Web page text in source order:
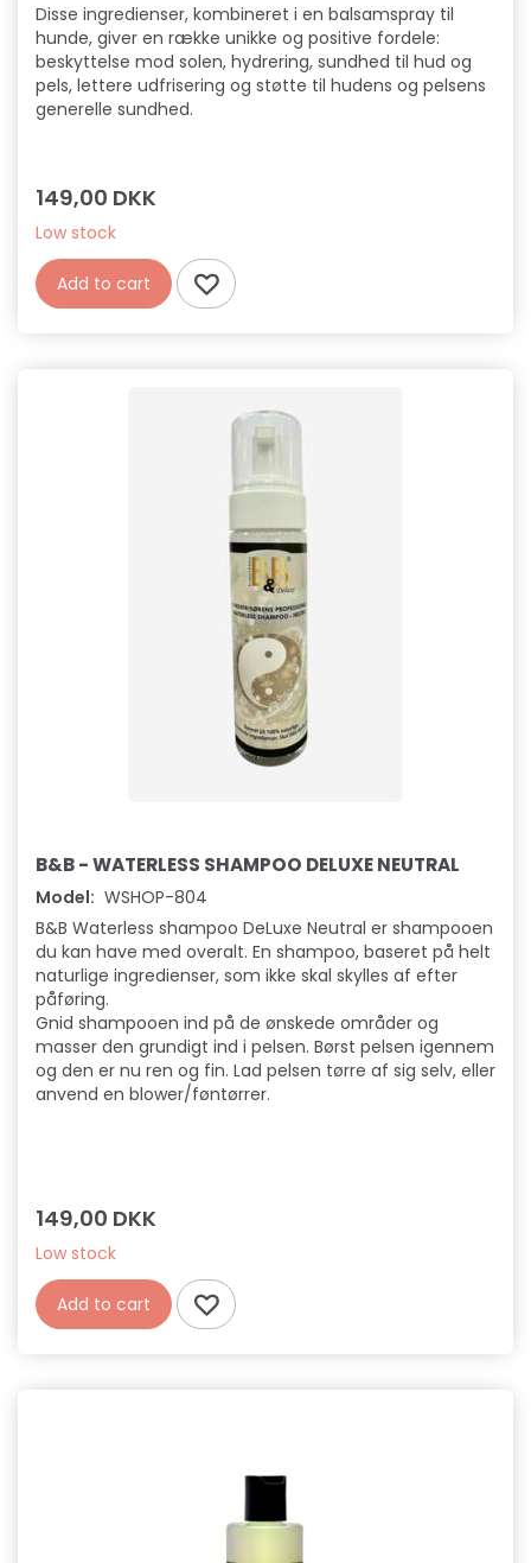
Disse ingredienser, kombineret i en balsamspray til
hunde, giver en række unikke og positive fordele:
beskyttelse mod solen, hydrering, sundhed til hud og
pels, lettere udfrisering og støtte til hudens og pelsens
generelle sundhed.
149,00 DKK
Low stock
Add to cart
B&B - WATERLESS SHAMPOO DELUXE NEUTRAL
Model: WSHOP-804
B&B Waterless shampoo DeLuxe Neutral er shampooen
du kan have med overalt. En shampoo, baseret på helt
naturlige ingredienser, som ikke skal skylles af efter
påføring.
Gnid shampooen ind på de ønskede områder og
masser den grundigt ind i pelsen. Børst pelsen igennem
og den er nu ren og fin. Lad pelsen tørre af sig selv, eller
anvend en blower/føntørrer.
149,00 DKK
Low stock
Add to cart